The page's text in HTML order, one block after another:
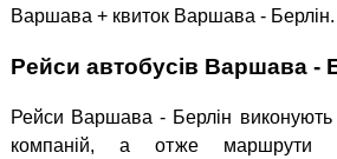
Варшава + квиток Варшава - Берлін.
Рейси автобусів Варшава -
Рейси Варшава - Берлін виконують
компаній, а отже маршрути